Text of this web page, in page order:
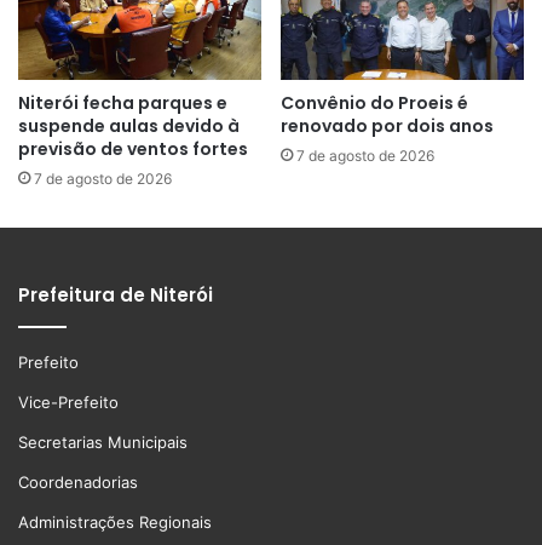
Niterói fecha parques e
suspende aulas devido à
previsão de ventos fortes
7 de agosto de 2026
Convênio do Proeis é
renovado por dois anos
7 de agosto de 2026
Prefeitura de Niterói
Prefeito
Vice-Prefeito
Secretarias Municipais
Coordenadorias
Administrações Regionais